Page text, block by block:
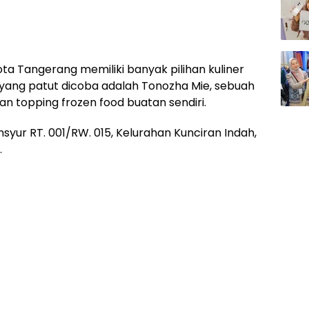
Tangerang memiliki banyak pilihan kuliner
patut dicoba adalah Tonozha Mie, sebuah
topping frozen food buatan sendiri.
RT. 001/RW. 015, Kelurahan Kunciran Indah,